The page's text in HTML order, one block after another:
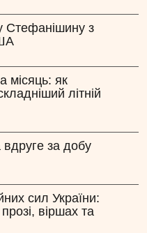
Стефанішину з
місяць: як
літній
за добу
сил України:
віршах та